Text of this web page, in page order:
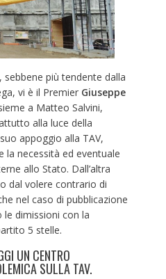
più tendente dalla
vi è il Premier Giuseppe
a Matteo Salvini,
alla luce della
appoggio alla TAV,
la necessità ed eventuale
allo Stato. Dall’altra
dal volere contrario di
nel caso di pubblicazione
le dimissioni con la
5 stelle.
UN CENTRO
SULLA TAV.